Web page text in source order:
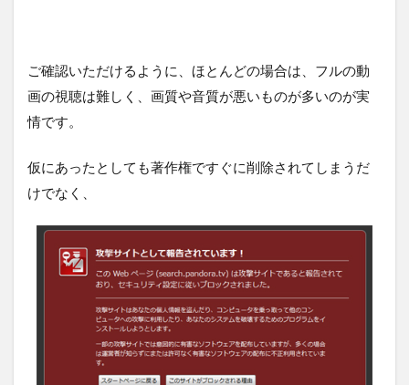
ご確認いただけるように、ほとんどの場合は、フルの動
画の視聴は難しく、画質や音質が悪いものが多いのが実
情です。
仮にあったとしても著作権ですぐに削除されてしまうだ
けでなく、